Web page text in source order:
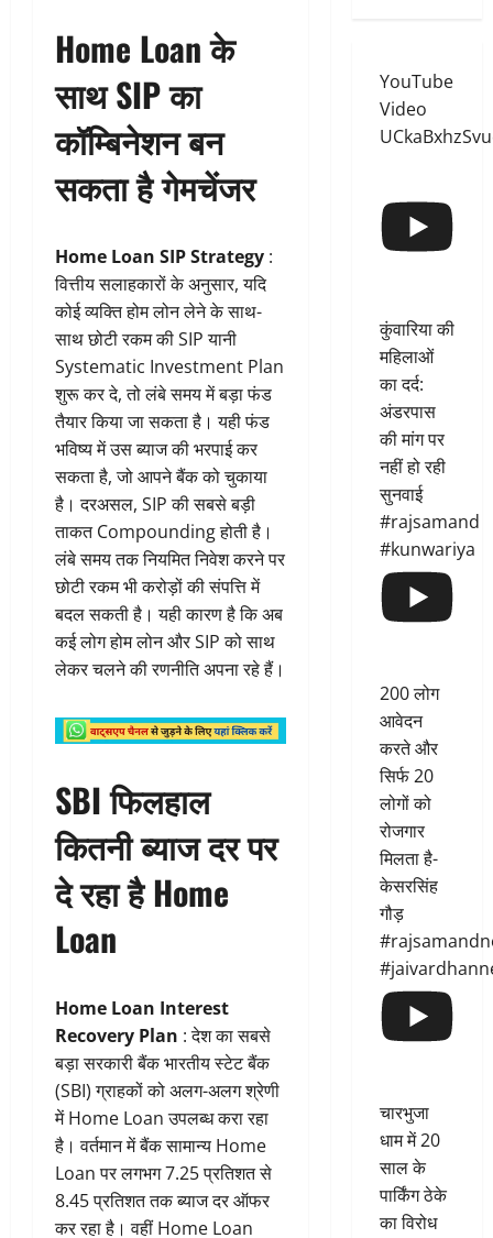
Home Loan के
साथ SIP का
कॉम्बिनेशन बन
सकता है गेमचेंजर
Home Loan SIP Strategy :
वित्तीय सलाहकारों के अनुसार, यदि
कोई व्यक्ति होम लोन लेने के साथ-
साथ छोटी रकम की SIP यानी
Systematic Investment Plan
शुरू कर दे, तो लंबे समय में बड़ा फंड
तैयार किया जा सकता है। यही फंड
भविष्य में उस ब्याज की भरपाई कर
सकता है, जो आपने बैंक को चुकाया
है। दरअसल, SIP की सबसे बड़ी
ताकत Compounding होती है।
लंबे समय तक नियमित निवेश करने पर
छोटी रकम भी करोड़ों की संपत्ति में
बदल सकती है। यही कारण है कि अब
कई लोग होम लोन और SIP को साथ
लेकर चलने की रणनीति अपना रहे हैं।
SBI फिलहाल
कितनी ब्याज दर पर
दे रहा है Home
Loan
Home Loan Interest
Recovery Plan : देश का सबसे
बड़ा सरकारी बैंक भारतीय स्टेट बैंक
(SBI) ग्राहकों को अलग-अलग श्रेणी
में Home Loan उपलब्ध करा रहा
है। वर्तमान में बैंक सामान्य Home
Loan पर लगभग 7.25 प्रतिशत से
8.45 प्रतिशत तक ब्याज दर ऑफर
कर रहा है। वहीं Home Loan
YouTube
Video
कुंवारिया की
महिलाओं
का दर्द:
अंडरपास
की मांग पर
नहीं हो रही
सुनवाई
#rajsamand
#kunwariya
200 लोग
आवेदन
करते और
सिर्फ 20
लोगों को
रोजगार
मिलता है-
केसरसिंह
गौड़
चारभुजा
धाम में 20
साल के
पार्किंग ठेके
का विरोध